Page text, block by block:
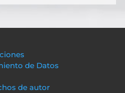
de Datos
de autor